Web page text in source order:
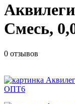
Смесь,
0 отзывов